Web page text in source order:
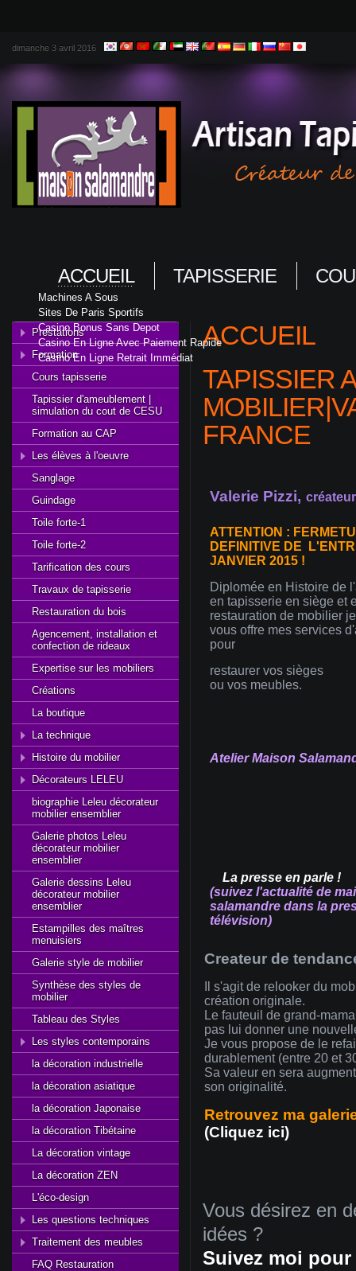
dimanche 3 avril 2016
ACCUEIL TAPISSERIE
Machines A Sous
Sites De Paris Sportifs
Casino Bonus Sans Depot
Casino En Ligne Avec Paiement Rapide
Casino En Ligne Retrait Immédiat
ACCUEIL
TAPISSIER
FRANCE
Valerie Pizzi, créateur
ATTENTION :
DEFINITIVE DE
JANVIER 2015 !
Diplomée en Histoire de
en tapisserie en siège et
restauration de mobilier je
vous offre mes services
pour
restaurer vos sièges
ou vos meubles.
Atelier Maison
La presse en parle !
(suivez l'actualité de
salamandre dans la
télévision)
Createur de
s'agitde relooker du
création originale.
Le fauteuil de grand-
pas lui donner une
Je vous propose de le
durablement(entre 20 et
Sa valeur en sera
son originalité.
Retrouvez ma
(Cliquez ici)
Vous désirez en
idées ?
Suivez moi pour
Prestations
Formation
Cours tapisserie
Tapissier d'ameublement |
simulation du cout de CESU
Formation au CAP
Les élèves à l'oeuvre
Sanglage
Guindage
Toile forte-1
Toile forte-2
Tarification des cours
Travaux de tapisserie
Restauration du bois
Agencement, installation et
confection de rideaux
Expertise sur les mobiliers
Créations
La boutique
La technique
Histoire du mobilier
Décorateurs LELEU
biographie Leleu décorateur
mobilier ensemblier
Galerie photos Leleu
décorateur mobilier
ensemblier
Galerie dessins Leleu
décorateur mobilier
ensemblier
Estampilles des maîtres
menuisiers
Galerie style de mobilier
Synthèse des styles de
mobilier
Tableau des Styles
Les styles contemporains
la décoration industrielle
la décoration asiatique
la décoration Japonaise
la décoration Tibétaine
La décoration vintage
La décoration ZEN
L'éco-design
Les questions techniques
Traitement des meubles
FAQ Restauration